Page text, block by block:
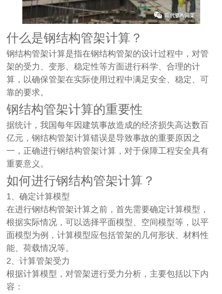
什么是钢结构管架计算？
钢结构管架计算是指在钢结构管架的设计过程中，对管
架的受力、变形、稳定性等方面进行科学、合理的计
算，以确保管架在实际使用过程中满足安全、稳定、可
靠的要求。
钢结构管架计算的重要性
据统计，我国每年因建筑事故造成的经济损失高达数百
亿元，钢结构管架计算错误是导致事故的重要原因之
一，正确进行钢结构管架计算，对于保障工程安全具有
重要意义。
如何进行钢结构管架计算？
1、确定计算模型
在进行钢结构管架计算之前，首先需要确定计算模型，
根据实际情况，可以选择平面模型、空间模型等，以平
面模型为例，计算模型应包括管架的几何形状、材料性
能、荷载情况等。
2、计算管架受力
根据计算模型，对管架进行受力分析，主要包括以下内
容：